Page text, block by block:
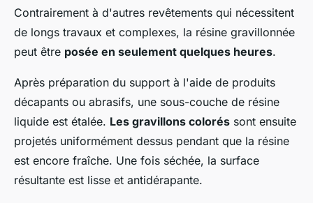
Contrairement à d'autres revêtements qui nécessitent
de longs travaux et complexes, la résine gravillonnée
peut être posée en seulement quelques heures.
Après préparation du support à l'aide de produits
décapants ou abrasifs, une sous-couche de résine
liquide est étalée. Les gravillons colorés sont ensuite
projetés uniformément dessus pendant que la résine
est encore fraîche. Une fois séchée, la surface
résultante est lisse et antidérapante.